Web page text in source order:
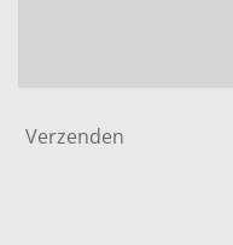
Verzenden